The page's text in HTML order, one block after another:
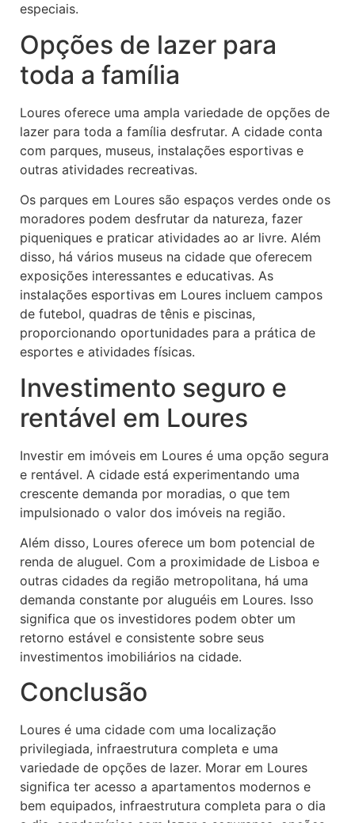
especiais.
Opções de lazer para
toda a família
Loures oferece uma ampla variedade de opções de
lazer para toda a família desfrutar. A cidade conta
com parques, museus, instalações esportivas e
outras atividades recreativas.
Os parques em Loures são espaços verdes onde os
moradores podem desfrutar da natureza, fazer
piqueniques e praticar atividades ao ar livre. Além
disso, há vários museus na cidade que oferecem
exposições interessantes e educativas. As
instalações esportivas em Loures incluem campos
de futebol, quadras de tênis e piscinas,
proporcionando oportunidades para a prática de
esportes e atividades físicas.
Investimento seguro e
rentável em Loures
Investir em imóveis em Loures é uma opção segura
e rentável. A cidade está experimentando uma
crescente demanda por moradias, o que tem
impulsionado o valor dos imóveis na região.
Além disso, Loures oferece um bom potencial de
renda de aluguel. Com a proximidade de Lisboa e
outras cidades da região metropolitana, há uma
demanda constante por aluguéis em Loures. Isso
significa que os investidores podem obter um
retorno estável e consistente sobre seus
investimentos imobiliários na cidade.
Conclusão
Loures é uma cidade com uma localização
privilegiada, infraestrutura completa e uma
variedade de opções de lazer. Morar em Loures
significa ter acesso a apartamentos modernos e
bem equipados, infraestrutura completa para o dia